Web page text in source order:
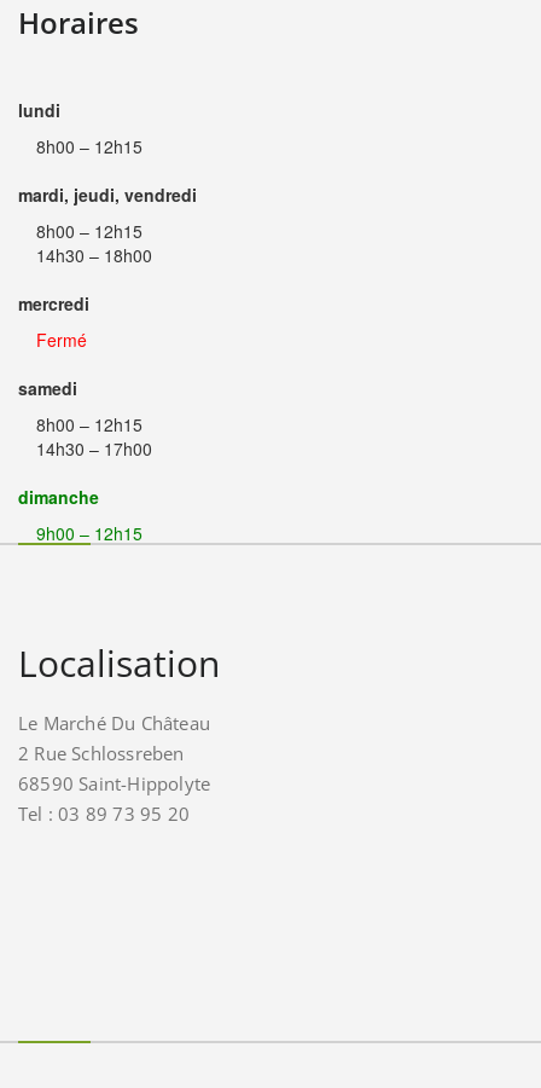
Horaires
lundi
8h00 – 12h15
mardi, jeudi, vendredi
8h00 – 12h15
14h30 – 18h00
mercredi
Fermé
samedi
8h00 – 12h15
14h30 – 17h00
dimanche
9h00 – 12h15
Localisation
Le Marché Du Château
2 Rue Schlossreben
68590 Saint-Hippolyte
Tel : 03 89 73 95 20